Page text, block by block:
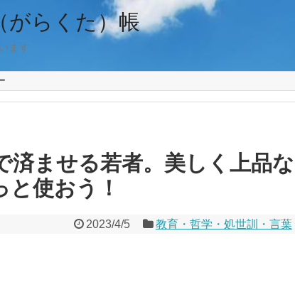
がらくた）帳
ます
済ませる若者。美しく上品な
と使おう！
2023/4/5 教育・哲学・処世訓・言葉